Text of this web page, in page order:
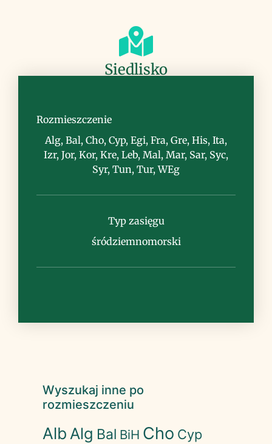
Siedlisko
Rozmieszczenie
Alg, Bal, Cho, Cyp, Egi, Fra, Gre, His, Ita,
Izr, Jor, Kor, Kre, Leb, Mal, Mar, Sar, Syc,
Syr, Tun, Tur, WEg
Typ zasięgu
śródziemnomorski
Wyszukaj inne po
rozmieszczeniu
Alb Alg Bal BiH Cho Cyp